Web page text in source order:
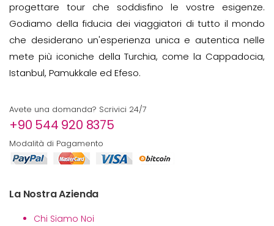
progettare tour che soddisfino le vostre esigenze.
Godiamo della fiducia dei viaggiatori di tutto il mondo
che desiderano un'esperienza unica e autentica nelle
mete più iconiche della Turchia, come la Cappadocia,
Istanbul, Pamukkale ed Efeso.
Avete una domanda? Scrivici 24/7
+90 544 920 8375
Modalità di Pagamento
La Nostra Azienda
Chi Siamo Noi